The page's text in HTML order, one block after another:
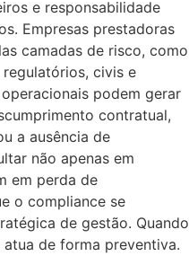
e responsabilidade
Empresas prestadoras
camadas de risco, como
civis e
podem gerar
contratual,
a ausência de
não apenas em
em perda de
o compliance se
de gestão. Quando
de forma preventiva.